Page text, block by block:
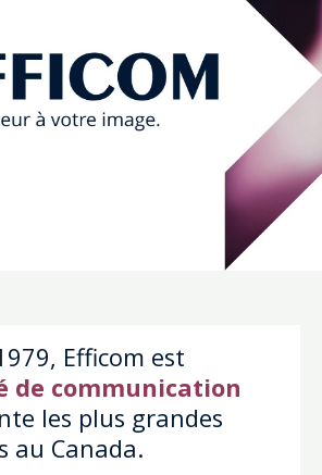
Efficom est
de communication
les plus grandes
au Canada.